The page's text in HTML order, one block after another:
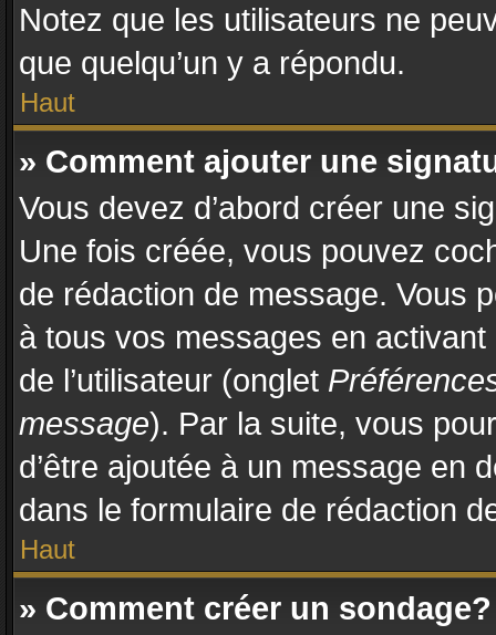
Notez que les utilisateurs ne
que quelqu’un y a répondu.
Haut
» Comment ajouter une
Vous devez d’abord créer une
Une fois créée, vous pouvez
de rédaction de message. Vous
à tous vos messages en
de l’utilisateur (onglet
message). Par la suite, vous
d’être ajoutée à un message en
dans le formulaire de rédaction
Haut
» Comment créer un sondage?